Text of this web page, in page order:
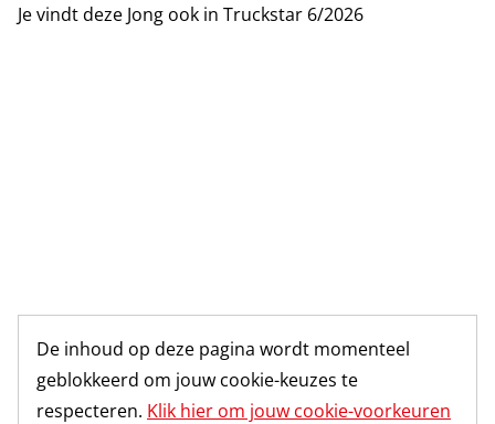
Je vindt deze Jong ook in Truckstar 6/2026
De inhoud op deze pagina wordt momenteel
geblokkeerd om jouw cookie-keuzes te
respecteren. Klik hier om jouw cookie-voorkeuren